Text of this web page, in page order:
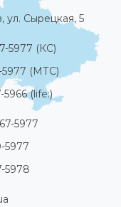
ул. Сырецкая, 5
5977 (КС)
5977 (МТС)
(life:)
5977
5977
5978